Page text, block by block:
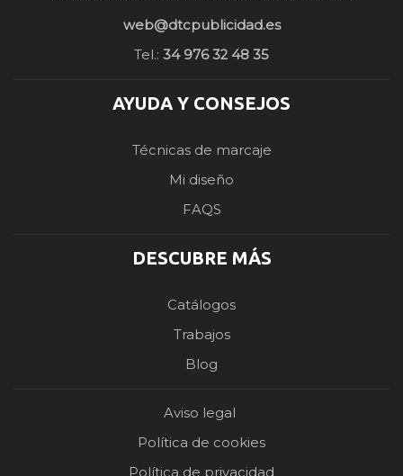
web@dtcpublicidad.es
Tel.: 34 976 32 48 35
AYUDA Y CONSEJOS
Técnicas de marcaje
Mi diseño
FAQS
DESCUBRE MÁS
Catálogos
Trabajos
Blog
Aviso legal
Política de cookies
Política de privacidad